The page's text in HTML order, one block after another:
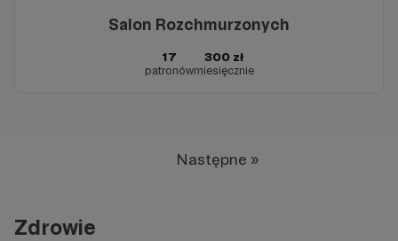
Salon Rozchmurzonych
17
patronów
300 zł
miesięcznie
Następne »
Zdrowie